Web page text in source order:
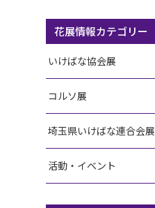
花展情報カテゴリー
いけばな協会展
コルソ展
埼玉県いけばな連合会展
活動・イベント